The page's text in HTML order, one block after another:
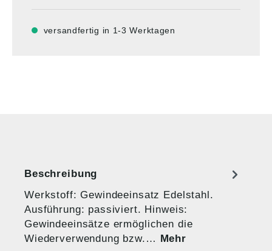
versandfertig in 1-3 Werktagen
Beschreibung
Werkstoff: Gewindeeinsatz Edelstahl.
Ausführung: passiviert. Hinweis:
Gewindeeinsätze ermöglichen die
Wiederverwendung bzw.… Mehr